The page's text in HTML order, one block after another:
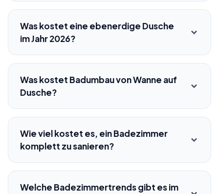
Was kostet eine ebenerdige Dusche
im Jahr 2026?
Was kostet Badumbau von Wanne auf
Dusche?
Wie viel kostet es, ein Badezimmer
komplett zu sanieren?
Welche Badezimmertrends gibt es im